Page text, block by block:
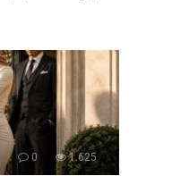
0 1.625